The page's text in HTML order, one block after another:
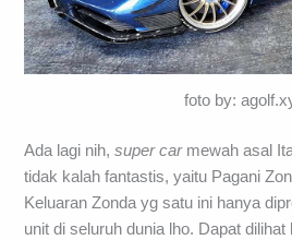
foto by:
Ada lagi nih,super car mewah asal
tidak kalah fantastis, yaitu Pagani
Keluaran Zonda yg satu ini hanya
unit di seluruh dunia lho. Dapat